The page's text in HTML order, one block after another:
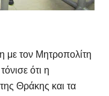
με τον Μητροπολίτη
ότι η
Θράκης και τα